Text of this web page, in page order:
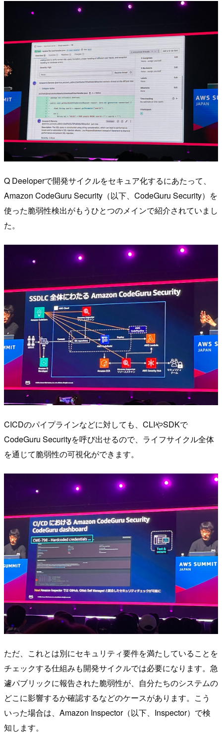
Q Deeloperで開発サイクルをセキュア化するにあたって、
Amazon CodeGuru Security（以下、CodeGuru Security）を
使った脆弱性検出がもうひとつのメインで紹介されていまし
た。
CICDのパイプラインなどに対しても、CLIやSDKで
CodeGuru Securityを呼び出せるので、ライフサイクル全体
を通じて脆弱性の可視化ができます。
ただ、これとは別にセキュリティ要件を満たしていることを
チェックする仕組みも開発サイクルでは必要になります。急
遽パブリックに報告された脆弱性が、自分たちのシステムの
どこに影響するか確認するなどのケースがあります。こう
いった場合は、Amazon Inspector（以下、Inspector）で検
知します。